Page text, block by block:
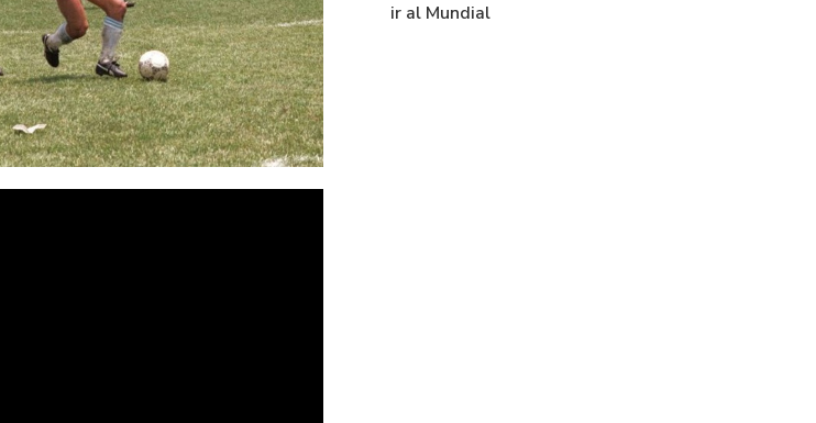
ir al Mundial